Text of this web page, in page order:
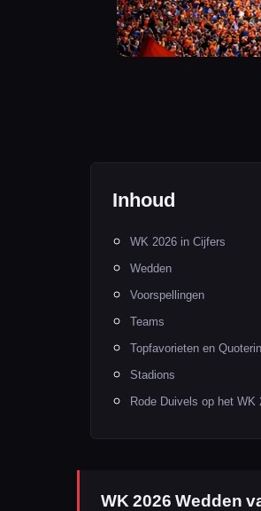
Inhoud
WK 2026 in Cijfers
Wedden
Voorspellingen
Teams
Topfavorieten en
Stadions
Rode Duivels op het WK
WK 2026 Wedden